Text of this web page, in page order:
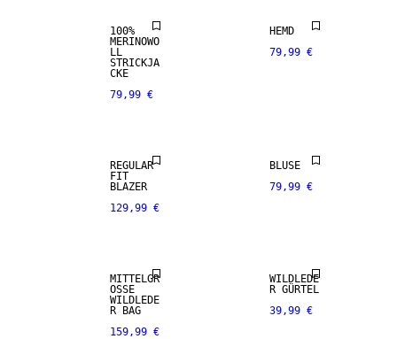
100%
MERINOWO
LL
STRICKJA
CKE
79,99 €
HEMD
79,99 €
REGULAR
FIT
BLAZER
129,99 €
BLUSE
79,99 €
NEUHEITEN
PREMIUM
MITTELGR
OSSE
WILDLEDE
R BAG
159,99 €
WILDLEDE
R GÜRTEL
39,99 €